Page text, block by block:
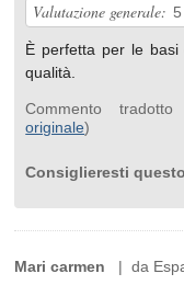
Valutazione generale: 5
È perfetta per le basi
qualità.
Commento
originale)
Consiglieresti
Mari carmen | da